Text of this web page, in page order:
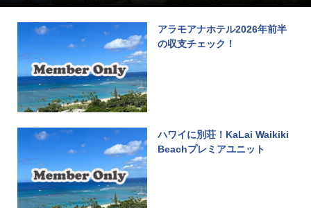
アラモアナホテル2026年前半
の収支チェック！
ハワイに別荘！KaLai Waikiki
Beachプレミアユニット